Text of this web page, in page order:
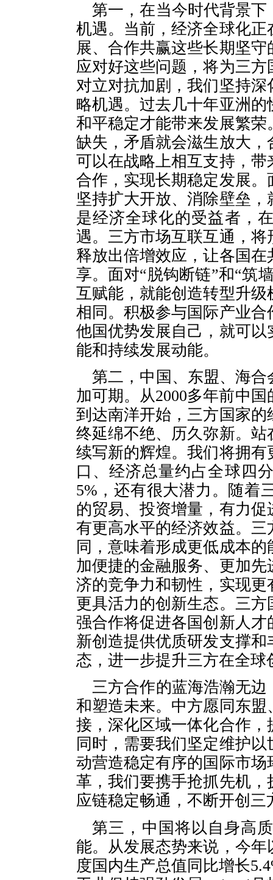
第一，在当今时代背景
机遇。当前，经济全球化
展、合作共赢这些长期坚
应对好这些问题，将为三
对立对抗加剧，我们坚持
略机遇。过去几十年亚洲
和平稳定才能带来发展繁
缺失，矛盾就会滋生放大
可以在战略上相互支持，
合作，实现长期稳定发展
坚持扩大开放、消除壁垒
是经济全球化的受益者，
遇。三方市场互联互通，
释放出倍增效应，让各国
享。面对“脱钩断链”和“筑
互赋能，就能创造转型升
相同。积极参与国际产业
他国优势发展自己，就可
能和持续发展动能。
第二，中国、东盟、海
加可期。从2000多年前中
到达南洋开始，三方国家
终延绵不绝、历久弥新。
续写新的辉煌。我们将拥
口、经济总量约占全球四
5%，还有很大潜力。随着
的贸易、投资增量，有力
有更高水平的经济效益。
同，意味着形成更低成本
加便捷的金融服务、更加
济的竞争力和韧性，实现
更具活力的创新生态。三
强合作将促进各国创新人
新创造提供优质研发支撑
态，进一步提升三方在全
三方合作的蓝海浩瀚无
和塑造未来。中方愿同东
接，深化区域一体化合作
同时，需要我们坚定维护
动营造稳定有序的国际市
革，我们要携手抢抓先机
应链稳定畅通，不断开创三
第三，中国将以自身高
能。从发展态势来说，今
度国内生产总值同比增长